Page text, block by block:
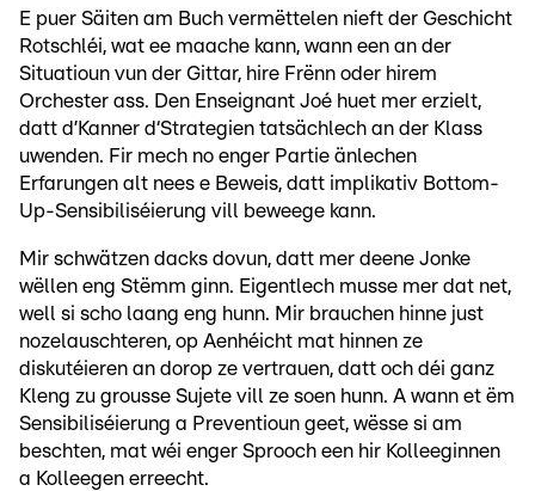
E puer Säiten am Buch vermëttelen nieft der Geschicht
Rotschléi, wat ee maache kann, wann een an der
Situatioun vun der Gittar, hire Frënn oder hirem
Orchester ass. Den Enseignant Joé huet mer erzielt,
datt d’Kanner d‘Strategien tatsächlech an der Klass
uwenden. Fir mech no enger Partie änlechen
Erfarungen alt nees e Beweis, datt implikativ Bottom-
Up-Sensibiliséierung vill beweege kann.
Mir schwätzen dacks dovun, datt mer deene Jonke
wëllen eng Stëmm ginn. Eigentlech musse mer dat net,
well si scho laang eng hunn. Mir brauchen hinne just
nozelauschteren, op Aenhéicht mat hinnen ze
diskutéieren an dorop ze vertrauen, datt och déi ganz
Kleng zu grousse Sujete vill ze soen hunn. A wann et ëm
Sensibiliséierung a Preventioun geet, wësse si am
beschten, mat wéi enger Sprooch een hir Kolleeginnen
a Kolleegen erreecht.